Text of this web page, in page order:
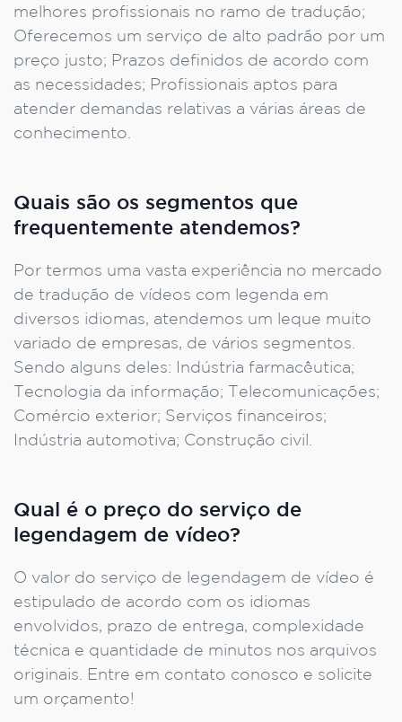
melhores profissionais no ramo de tradução;
Oferecemos um serviço de alto padrão por um
preço justo; Prazos definidos de acordo com
as necessidades; Profissionais aptos para
atender demandas relativas a várias áreas de
conhecimento.
Quais são os segmentos que
frequentemente atendemos?
Por termos uma vasta experiência no mercado
de tradução de vídeos com legenda em
diversos idiomas, atendemos um leque muito
variado de empresas, de vários segmentos.
Sendo alguns deles: Indústria farmacêutica;
Tecnologia da informação; Telecomunicações;
Comércio exterior; Serviços financeiros;
Indústria automotiva; Construção civil.
Qual é o preço do serviço de
legendagem de vídeo?
O valor do serviço de legendagem de vídeo é
estipulado de acordo com os idiomas
envolvidos, prazo de entrega, complexidade
técnica e quantidade de minutos nos arquivos
originais. Entre em contato conosco e solicite
um orçamento!